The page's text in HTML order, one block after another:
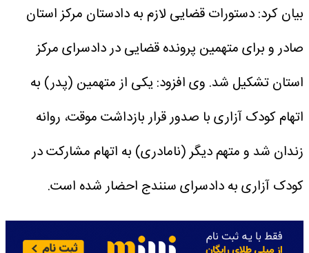
بیان کرد: دستورات قضایی لازم به دادستان مرکز استان
صادر و برای متهمین پرونده قضایی در دادسرای مرکز
استان تشکیل شد. وی افزود: یکی از متهمین (پدر) به
اتهام کودک آزاری با صدور قرار بازداشت موقت، روانه
زندان شد و متهم دیگر (نامادری) به اتهام مشارکت در
کودک آزاری به دادسرای سنندج احضار شده است.